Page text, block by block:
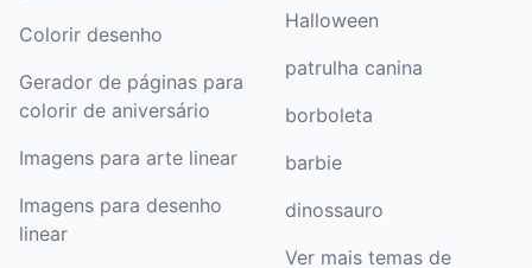
Colorir desenho
Gerador de páginas para
colorir de aniversário
Imagens para arte linear
Imagens para desenho
linear
Halloween
patrulha canina
borboleta
barbie
dinossauro
Ver mais temas de